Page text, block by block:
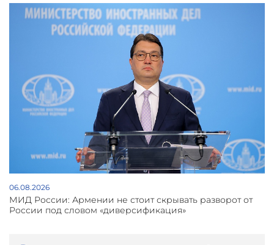
06.08.2026
МИД России: Армении не стоит скрывать разворот от
России под словом «диверсификация»